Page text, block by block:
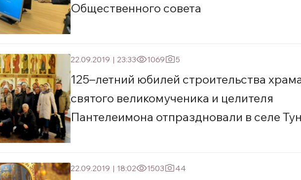
Общественного совета
22.09.2019 | 23:33 1069 5
125–летний юбилей строительства
святого великомученика и целителя
Пантелеимона отпраздновали в селе
22.09.2019 | 18:02 1503 44